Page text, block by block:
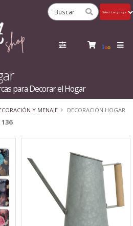
para Decorar el Hogar
Y MENAJE DECORACIÓN HOGAR
136